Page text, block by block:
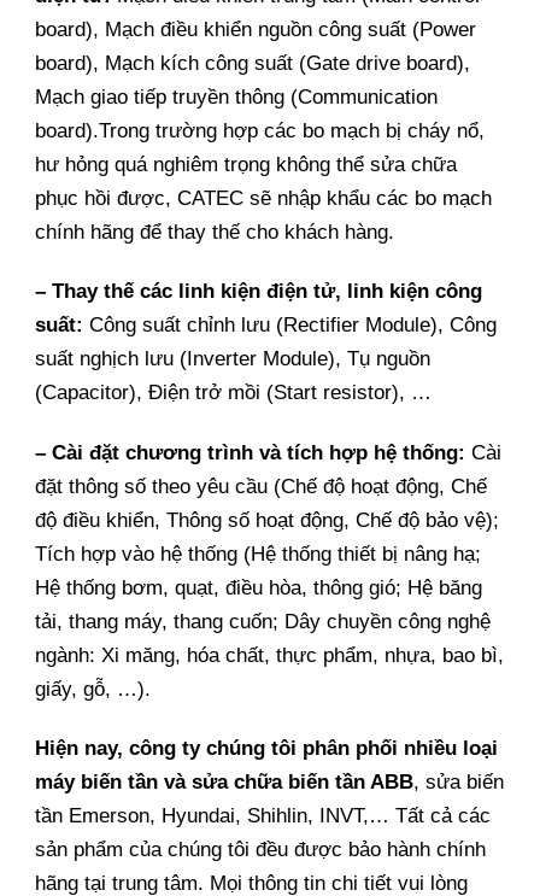
board), Mạch điều khiển nguồn công suất (Power
board), Mạch kích công suất (Gate drive board),
Mạch giao tiếp truyền thông (Communication
board).Trong trường hợp các bo mạch bị cháy nổ,
hư hỏng quá nghiêm trọng không thể sửa chữa
phục hồi được, CATEC sẽ nhập khẩu các bo mạch
chính hãng để thay thế cho khách hàng.
– Thay thế các linh kiện điện tử, linh kiện công
suất: Công suất chỉnh lưu (Rectifier Module), Công
suất nghịch lưu (Inverter Module), Tụ nguồn
(Capacitor), Điện trở mồi (Start resistor), …
– Cài đặt chương trình và tích hợp hệ thống:Cài
đặt thông số theo yêu cầu (Chế độ hoạt động, Chế
độ điều khiển, Thông số hoạt động, Chế độ bảo vệ);
Tích hợp vào hệ thống (Hệ thống thiết bị nâng hạ;
Hệ thống bơm, quạt, điều hòa, thông gió; Hệ băng
tải, thang máy, thang cuốn; Dây chuyền công nghệ
ngành: Xi măng, hóa chất, thực phẩm, nhựa, bao bì,
giấy, gỗ, …).
Hiện nay, công ty chúng tôi phân phối nhiều loại
máy biến tần và sửa chữa biến tần ABB, sửa biến
tần Emerson, Hyundai, Shihlin, INVT,… Tất cả các
sản phẩm của chúng tôi đều được bảo hành chính
hãng tại trung tâm. Mọi thông tin chi tiết vui lòng